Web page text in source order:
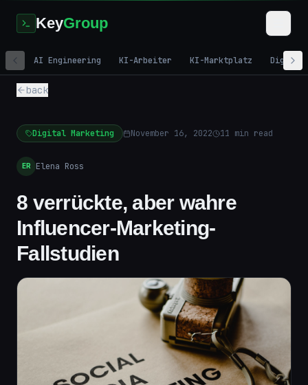
KeyGroup
AI Engineering KI-Arbeiter KI-Marktplatz
back
Digital Marketing November 16, 2022 11 min read
ER Elena Ross
8 verrückte, aber wahre
Influencer-Marketing-
Fallstudien